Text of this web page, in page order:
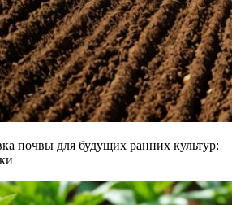
почвы для будущих ранних культур: